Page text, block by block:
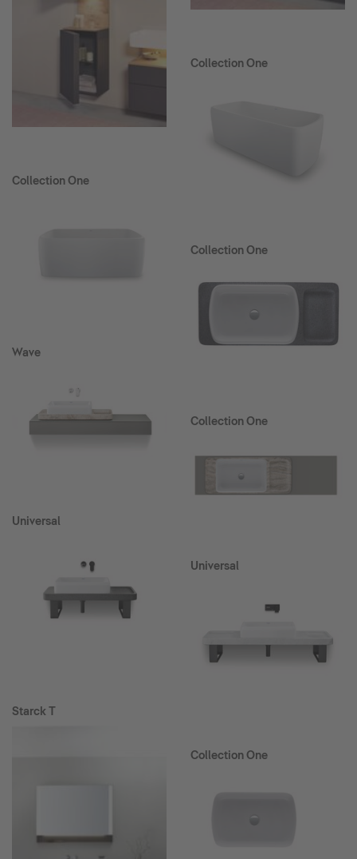
Collection One
Wave
Universal
Starck T
Collection One
Collection One
Collection One
Universal
Collection One